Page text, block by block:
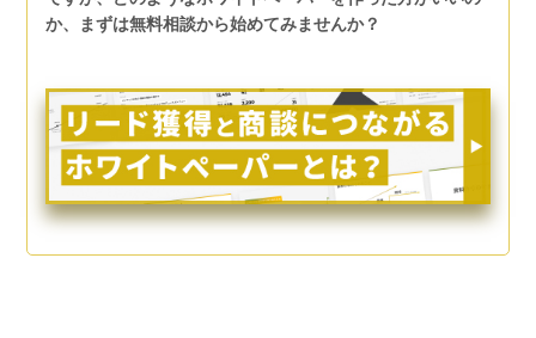
か、まずは無料相談から始めてみませんか？